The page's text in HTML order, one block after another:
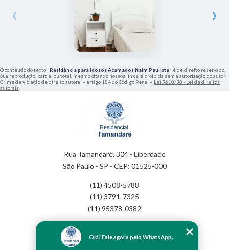
‹ ›
O conteúdo do texto "Residência para Idosos Acamados Itaim Paulista" é de direito reservado.
Sua reprodução, parcial ou total, mesmo citando nossos links, é proibida sem a autorização do autor.
Crime de violação de direito autoral – artigo 184 do Código Penal – Lei 9610/98 - Lei de direitos
autorais
Rua Tamandaré, 304 - Liberdade
São Paulo - SP - CEP: 01525-000
(11) 4508-5788
(11) 3791-7325
(11) 95378-0382
Empresa
Olá! Fale agora pelo WhatsApp.